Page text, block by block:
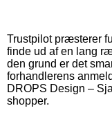
Trustpilot præsterer
finde ud af en lang
den grund er det
forhandlerens
DROPS Design –
shopper.